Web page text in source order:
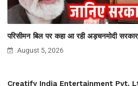
परिसीमन बिल पर कहा आ रही अड़चनमोदी
August 5, 2026
Creatify India Entertainment Pvt.